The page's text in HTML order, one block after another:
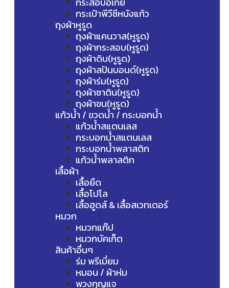
กระเป๋าพีวีซีหนังแก้ว
ถุงผ้าหูรูด
ถุงผ้าแคนวาส(หูรูด)
ถุงผ้ากระสอบ(หูรูด)
ถุงผ้าดิบ(หูรูด)
ถุงผ้าสปันบอนด์(หูรูด)
ถุงผ้าร่ม(หูรูด)
ถุงผ้าซาติน(หูรูด)
ถุงผ้าขน(หูรูด)
แก้วน้ำ / ขวดน้ำ / กระบอกน้ำ
แก้วน้ำสแตนเลส
กระบอกน้ำสแตนเลส
กระบอกน้ำพลาสติก
แก้วน้ำพลาสติก
เสื้อผ้า
เสื้อยืด
เสื้อโปโล
เสื้อฮูดส์ & เสื้อสเวทเตอร์
หมวก
หมวกแก๊ป
หมวกบัคเก็ต
สินค้าอื่นๆ
ร่ม พรีเมี่ยม
หมอน / ผ้าห่ม
พวงกุญแจ